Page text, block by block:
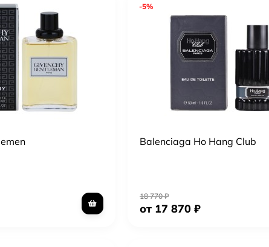
-5%
Balenciaga Ho Hang Club
18 770₽
от 17 870 ₽